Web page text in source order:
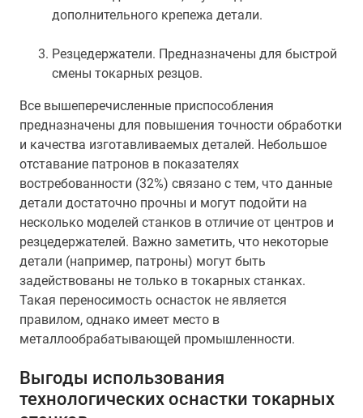
дополнительного крепежа детали.
Резцедержатели. Предназначены для быстрой
смены токарных резцов.
Все вышеперечисленные приспособления
предназначены для повышения точности обработки
и качества изготавливаемых деталей. Небольшое
отставание патронов в показателях
востребованности (32%) связано с тем, что данные
детали достаточно прочны и могут подойти на
несколько моделей станков в отличие от центров и
резцедержателей. Важно заметить, что некоторые
детали (например, патроны) могут быть
задействованы не только в токарных станках.
Такая переносимость оснасток не является
правилом, однако имеет место в
металлообрабатывающей промышленности.
Выгоды использования
технологических оснастки токарных